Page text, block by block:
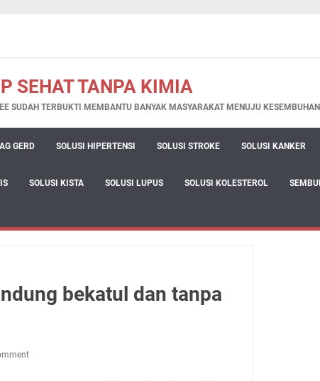
SEHAT TANPA KIMIA
SUDAH TERBUKTI MEMBANTU BANYAK MASYARAKAT MENUJU
GERD SOLUSI HIPERTENSI SOLUSI STROKE SOLUSI KANKER
SOLUSI KISTA SOLUSI LUPUS SOLUSI KOLESTEROL
bekatul dan tanpa